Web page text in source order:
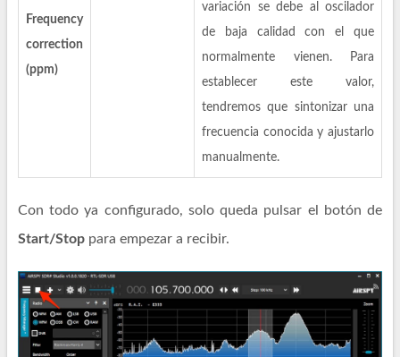
Frequency
correction
(ppm)
variación se debe al oscilador
de baja calidad con el que
normalmente vienen. Para
establecer este valor,
tendremos que sintonizar una
frecuencia conocida y ajustarlo
manualmente.
Con todo ya configurado, solo queda pulsar el botón de
Start/Stop para empezar a recibir.